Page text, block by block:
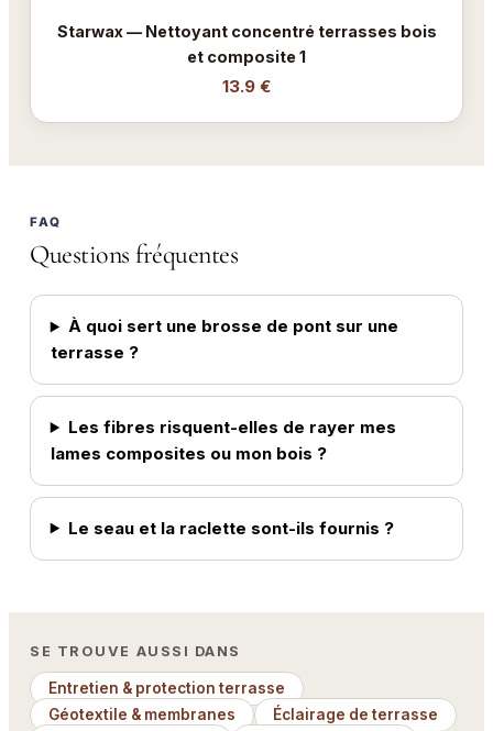
Starwax — Nettoyant concentré terrasses bois
et composite 1
13.9 €
FAQ
Questions fréquentes
À quoi sert une brosse de pont sur une
terrasse ?
Les fibres risquent-elles de rayer mes
lames composites ou mon bois ?
Le seau et la raclette sont-ils fournis ?
SE TROUVE AUSSI DANS
Entretien & protection terrasse
Géotextile & membranes
Éclairage de terrasse